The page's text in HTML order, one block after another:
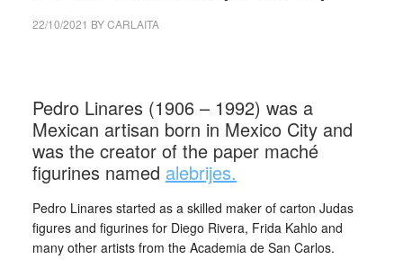
22/10/2021 BYCARLAITA
Pedro Linares (1906 – 1992) was a
Mexican artisan born in Mexico City and
was the creator of the paper maché
figurines named alebrijes.
Pedro Linares started as a skilled maker of carton Judas
figures and figurines for Diego Rivera, Frida Kahlo and
many other artists from the Academia de San Carlos.